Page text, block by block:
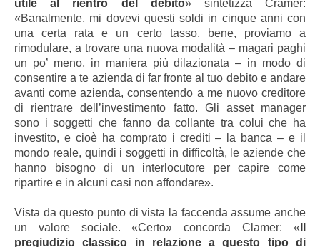
utile al rientro del debito» sintetizza Cramer:
«Banalmente, mi dovevi questi soldi in cinque anni con
una certa rata e un certo tasso, bene, proviamo a
rimodulare, a trovare una nuova modalità – magari paghi
un po’ meno, in maniera più dilazionata – in modo di
consentire a te azienda di far fronte al tuo debito e andare
avanti come azienda, consentendo a me nuovo creditore
di rientrare dell’investimento fatto. Gli asset manager
sono i soggetti che fanno da collante tra colui che ha
investito, e cioè ha comprato i crediti – la banca – e il
mondo reale, quindi i soggetti in difficoltà, le aziende che
hanno bisogno di un interlocutore per capire come
ripartire e in alcuni casi non affondare».
Vista da questo punto di vista la faccenda assume anche
un valore sociale. «Certo» concorda Clamer: «
pregiudizio classico in relazione a questo tipo di